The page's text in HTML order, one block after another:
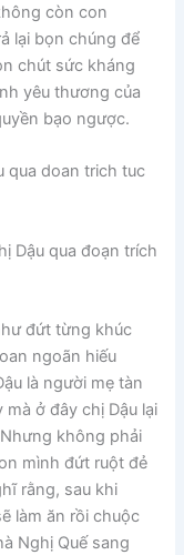
còn con
lại bọn chúng để
chút sức kháng
yêu thương của
bạo ngược.
Dậu qua đoạn trích
đứt từng khúc
ngoãn hiếu
là người mẹ tàn
ở đây chị Dậu lại
không phải
mình đứt ruột đẻ
rằng, sau khi
làm ăn rồi chuộc
Nghị Quế sang